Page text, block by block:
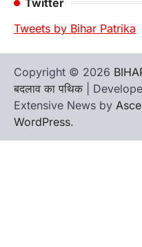
Tweets by Bihar Patrika
Copyright © 2026
बदलाव का पथिक |
Extensive News by
WordPress.